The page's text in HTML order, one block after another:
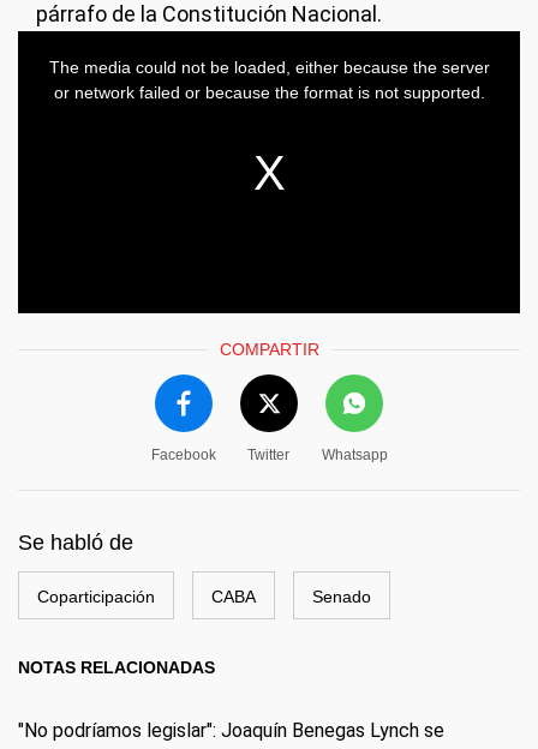
párrafo de la Constitución Nacional.
COMPARTIR
Facebook Twitter Whatsapp
Se habló de
Coparticipación CABA Senado
NOTAS RELACIONADAS
"No podríamos legislar": Joaquín Benegas Lynch se